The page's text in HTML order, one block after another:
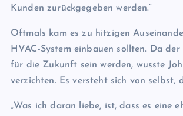
Kunden zurückgegeben werden.“
Oftmals kam es zu hitzigen
HVAC-System einbauen sollten. Da
für die Zukunft sein werden, wusste
verzichten. Es versteht sich von selbst,
„Was ich daran liebe, ist, dass es eine